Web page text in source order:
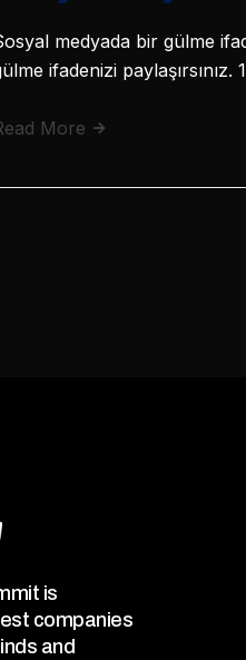
medyada bir gülme
ifadenizi
More
is
companies
and